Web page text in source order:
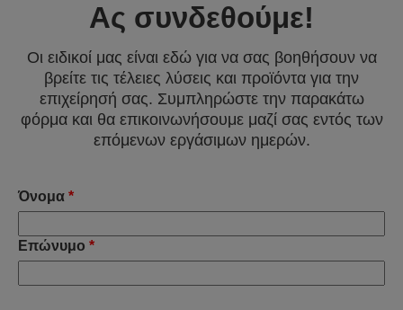
Ας συνδεθούμε!
Οι ειδικοί μας είναι εδώ για να σας βοηθήσουν να
βρείτε τις τέλειες λύσεις και προϊόντα για την
επιχείρησή σας. Συμπληρώστε την παρακάτω
φόρμα και θα επικοινωνήσουμε μαζί σας εντός των
επόμενων εργάσιμων ημερών.
Όνομα *
Επώνυμο *